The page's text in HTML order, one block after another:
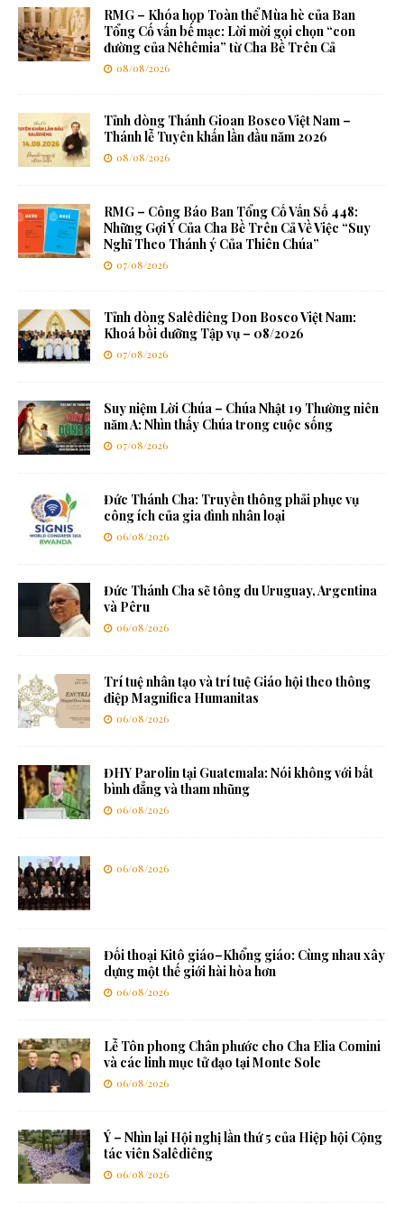
RMG – Khóa họp Toàn thể Mùa hè của Ban
Tổng Cố vấn bế mạc: Lời mời gọi chọn “con
đường của Nêhêmia” từ Cha Bề Trên Cả
08/08/2026
Tỉnh dòng Thánh Gioan Bosco Việt Nam –
Thánh lễ Tuyên khấn lần đầu năm 2026
08/08/2026
RMG – Công Báo Ban Tổng Cố Vấn Số 448:
Những Gợi Ý Của Cha Bề Trên Cả Về Việc “Suy
Nghĩ Theo Thánh ý Của Thiên Chúa”
07/08/2026
Tỉnh dòng Salêdiêng Don Bosco Việt Nam:
Khoá bồi dưỡng Tập vụ – 08/2026
07/08/2026
Suy niệm Lời Chúa – Chúa Nhật 19 Thường niên
năm A: Nhìn thấy Chúa trong cuộc sống
07/08/2026
Đức Thánh Cha: Truyền thông phải phục vụ
công ích của gia đình nhân loại
06/08/2026
Đức Thánh Cha sẽ tông du Uruguay, Argentina
và Pêru
06/08/2026
Trí tuệ nhân tạo và trí tuệ Giáo hội theo thông
điệp Magnifica Humanitas
06/08/2026
ĐHY Parolin tại Guatemala: Nói không với bất
bình đẳng và tham nhũng
06/08/2026
06/08/2026
Đối thoại Kitô giáo–Khổng giáo: Cùng nhau xây
dựng một thế giới hài hòa hơn
06/08/2026
Lễ Tôn phong Chân phước cho Cha Elia Comini
và các linh mục tử đạo tại Monte Sole
06/08/2026
Ý – Nhìn lại Hội nghị lần thứ 5 của Hiệp hội Cộng
tác viên Salêdiêng
06/08/2026